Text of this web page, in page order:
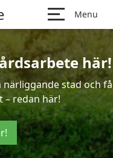
Menu
här!
stad och få
– redan här!